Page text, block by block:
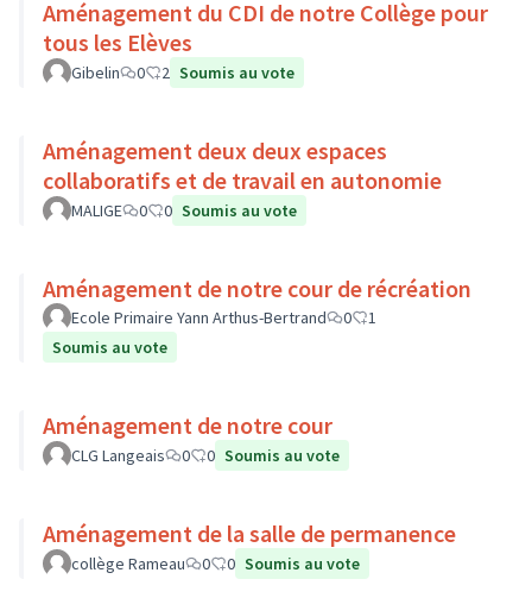
Aménagement du CDI de notre Collège pour
tous les Elèves
Gibelin 0 2 Soumis au vote
Aménagement deux deux espaces
collaboratifs et de travail en autonomie
MALIGE 0 0 Soumis au vote
Aménagement de notre cour de récréation
Ecole Primaire Yann Arthus-Bertrand 0
1
Soumis au vote
Aménagement de notre cour
CLG Langeais 0 0 Soumis au vote
Aménagement de la salle de permanence
collège Rameau 0 0 Soumis au vote